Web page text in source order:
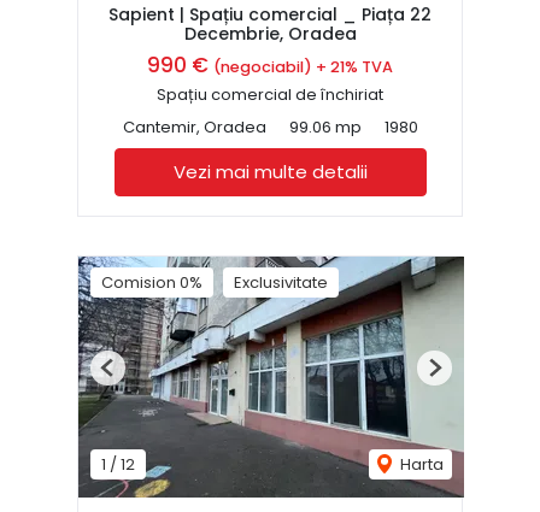
Sapient | Spațiu comercial _ Piața 22
Decembrie, Oradea
990 € (negociabil) + 21% TVA
Spațiu comercial de închiriat
Cantemir, Oradea
99.06 mp 1980
Vezi mai multe detalii
Comision 0% Exclusivitate
1 /12 Harta
Previous Next